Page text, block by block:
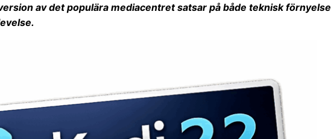
av det populära mediacentret satsar på både teknisk förnyelse